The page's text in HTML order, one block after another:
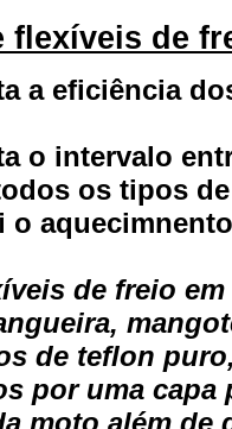
flexíveis de
a eficiência
o intervalo
os tipos
o
de freio
de teflon
por uma capa